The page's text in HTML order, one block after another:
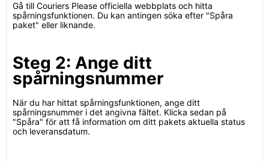
Gå till Couriers Please officiella webbplats och hitta
spårningsfunktionen. Du kan antingen söka efter "Spåra
paket" eller liknande.
Steg 2: Ange ditt
spårningsnummer
När du har hittat spårningsfunktionen, ange ditt
spårningsnummer i det angivna fältet. Klicka sedan på
"Spåra" för att få information om ditt pakets aktuella status
och leveransdatum.